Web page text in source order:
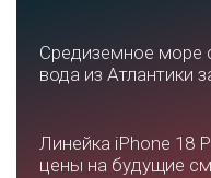
Средиземное море
вода из Атлантики
Линейка iPhone 18
цены на будущие